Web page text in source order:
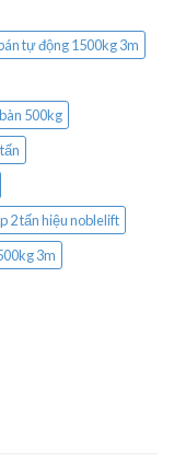
tự động 1500kg 3m
500kg
2 tấn hiệu noblelift
3m